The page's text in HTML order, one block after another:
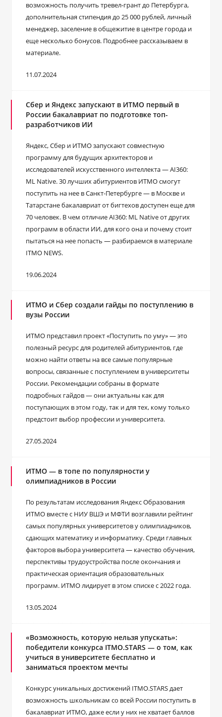
возможность получить тревел-грант до Петербурга,
дополнительная стипендия до 25 000 рублей, личный
менеджер, заселение в общежитие в центре города и
еще несколько бонусов. Подробнее рассказываем в
материале.
11.07.2024
Сбер и Яндекс запускают в ИТМО первый в
России бакалавриат по подготовке топ-
разработчиков ИИ
Яндекс, Сбер и ИТМО запускают совместную
программу для будущих архитекторов и
исследователей искусственного интеллекта — AI360:
ML Native. 30 лучших абитуриентов ИТМО смогут
поступить на нее в Санкт-Петербурге — в Москве и
Татарстане бакалавриат от бигтехов доступен еще для
70 человек. В чем отличие AI360: ML Native от других
программ в области ИИ, для кого она и почему стоит
пытаться на нее попасть — разбираемся в материале
ITMO NEWS.
19.06.2024
ИТМО и Сбер создали гайды по поступлению в
вузы России
ИТМО представил проект «Поступить по уму» — это
полезный ресурс для родителей абитуриентов, где
можно найти ответы на все самые популярные
вопросы, связанные с поступлением в университеты
России. Рекомендации собраны в формате
подробных гайдов — они актуальны как для
поступающих в этом году, так и для тех, кому только
предстоит выбор профессии и университета.
27.05.2024
ИТМО — в топе по популярности у
олимпиадников в России
По результатам исследования Яндекс Образования
ИТМО вместе с НИУ ВШЭ и МФТИ возглавили рейтинг
самых популярных университетов у олимпиадников,
сдающих математику и информатику. Среди главных
факторов выбора университета — качество обучения,
перспективы трудоустройства после окончания и
практическая ориентация образовательных
программ. ИТМО лидирует в этом списке с 2022 года.
13.05.2024
«Возможность, которую нельзя упускать»:
победители конкурса ITMO.STARS — о том, как
учиться в университете бесплатно и
заниматься проектом мечты
Конкурс уникальных достижений ITMO.STARS дает
возможность школьникам со всей России поступить в
бакалавриат ИТМО, даже если у них не хватает баллов